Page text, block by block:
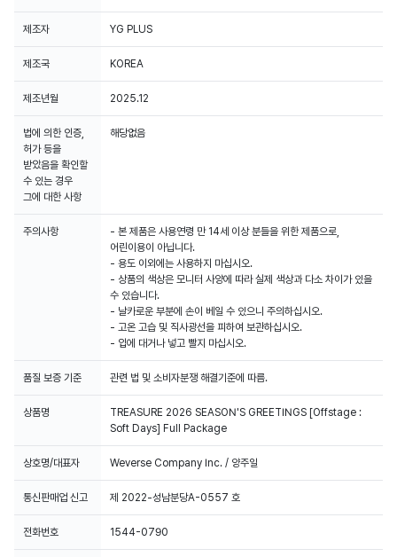
제조자 YG PLUS
제조국 KOREA
제조년월 2025.12
법에 의한 인증,
허가 등을
받았음을 확인할
수 있는 경우
그에 대한 사항
해당없음
주의사항
- 본 제품은 사용연령 만 14세 이상 분들을 위한 제품으로,
어린이용이 아닙니다.
- 용도 이외에는 사용하지 마십시오.
- 상품의 색상은 모니터 사양에 따라 실제 색상과 다소 차이가 있을
수 있습니다.
- 날카로운 부분에 손이 베일 수 있으니 주의하십시오.
- 고온 고습 및 직사광선을 피하여 보관하십시오.
- 입에 대거나 넣고 빨지 마십시오.
품질 보증 기준 관련 법 및 소비자분쟁 해결기준에 따름.
상품명
TREASURE 2026 SEASON'S GREETINGS [Offstage :
Soft Days] Full Package
상호명/대표자 Weverse Company Inc. / 양주일
통신판매업 신고 제 2022-성남분당A-0557 호
전화번호 1544-0790